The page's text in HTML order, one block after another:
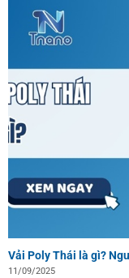
Vải Poly Thái là gì?
11/09/2025